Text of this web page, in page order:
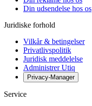
Din udsendelse hos os
Juridiske forhold
Vilkår & betingelser
Privatlivspolitik
Juridisk meddelelse
Administrer Utiq
Privacy-Manager
Service